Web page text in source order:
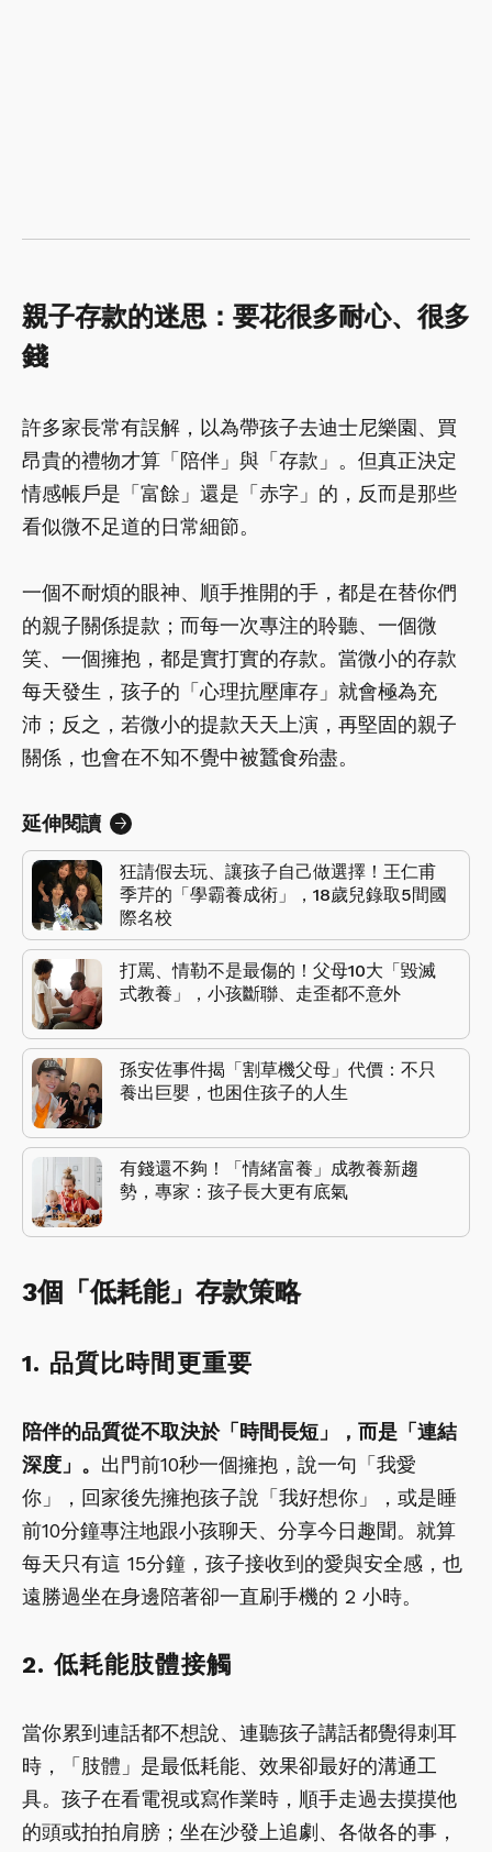
親子存款的迷思：要花很多耐心、很多
錢
許多家長常有誤解，以為帶孩子去迪士尼樂園、買
昂貴的禮物才算「陪伴」與「存款」。但真正決定
情感帳戶是「富餘」還是「赤字」的，反而是那些
看似微不足道的日常細節。
一個不耐煩的眼神、順手推開的手，都是在替你們
的親子關係提款；而每一次專注的聆聽、一個微
笑、一個擁抱，都是實打實的存款。當微小的存款
每天發生，孩子的「心理抗壓庫存」就會極為充
沛；反之，若微小的提款天天上演，再堅固的親子
關係，也會在不知不覺中被蠶食殆盡。
延伸閱讀
狂請假去玩、讓孩子自己做選擇！王仁甫
季芹的「學霸養成術」，18歲兒錄取5間國
際名校
打罵、情勒不是最傷的！父母10大「毀滅
式教養」，小孩斷聯、走歪都不意外
孫安佐事件揭「割草機父母」代價：不只
養出巨嬰，也困住孩子的人生
有錢還不夠！「情緒富養」成教養新趨
勢，專家：孩子長大更有底氣
3個「低耗能」存款策略
1. 品質比時間更重要
陪伴的品質從不取決於「時間長短」，而是「連結
深度」。 出門前10秒一個擁抱，說一句「我愛
你」，回家後先擁抱孩子說「我好想你」，或是睡
前10分鐘專注地跟小孩聊天、分享今日趣聞。就算
每天只有這 15分鐘，孩子接收到的愛與安全感，也
遠勝過坐在身邊陪著卻一直刷手機的 2 小時。
2. 低耗能肢體接觸
當你累到連話都不想說、連聽孩子講話都覺得刺耳
時，「肢體」是最低耗能、效果卻最好的溝通工
具。孩子在看電視或寫作業時，順手走過去摸摸他
的頭或拍拍肩膀；坐在沙發上追劇、各做各的事，